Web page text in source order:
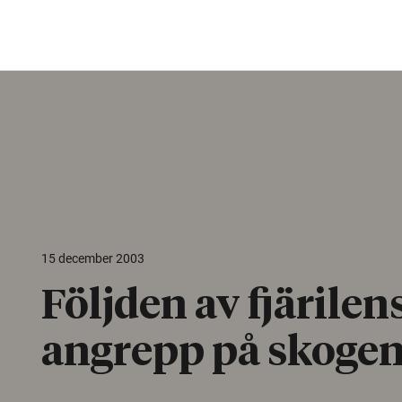
15 december 2003
Följden av
angrepp på